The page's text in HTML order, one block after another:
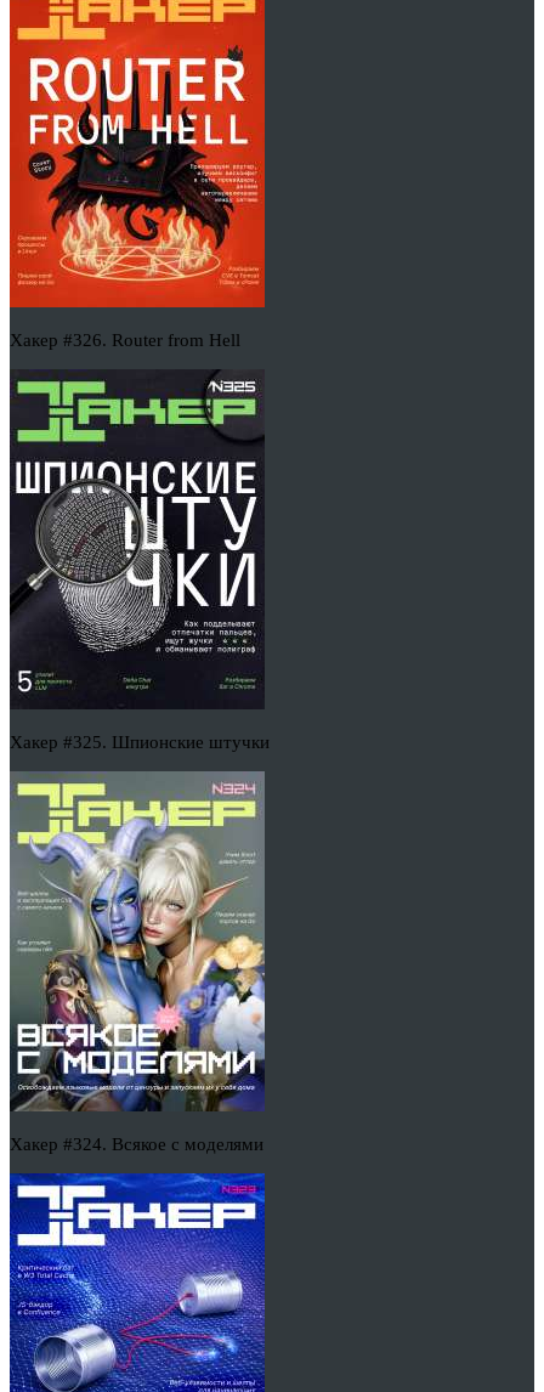
Хакер #326. Router from Hell
Хакер #325. Шпионские штучки
Хакер #324. Всякое с моделями